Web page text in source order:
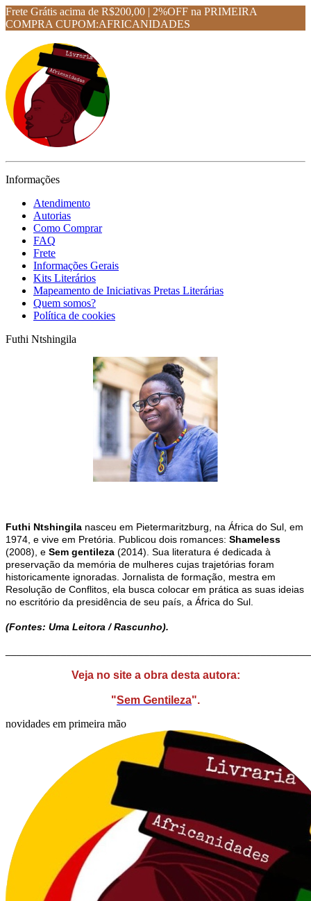
Frete Grátis acima de R$200,00 | 2%OFF na PRIMEIRA
COMPRA CUPOM:AFRICANIDADES
Informações
Atendimento
Autorias
Como Comprar
FAQ
Frete
Informações Gerais
Kits Literários
Mapeamento de Iniciativas Pretas Literárias
Quem somos?
Política de cookies
Futhi Ntshingila
Futhi Ntshingila nasceu em Pietermaritzburg, na África do Sul, em
1974, e vive em Pretória. Publicou dois romances: Shameless
(2008), e Sem gentileza (2014). Sua literatura é dedicada à
preservação da memória de mulheres cujas trajetórias foram
historicamente ignoradas. Jornalista de formação, mestra em
Resolução de Conflitos, ela busca colocar em prática as suas ideias
no escritório da presidência de seu país, a África do Sul
(Fontes: Uma Leitora / Rascunho).
Veja no site a obra desta autora:
"Sem Gentileza".
novidades em primeira mão